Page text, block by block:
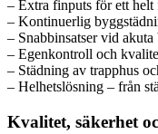
– Extra finputs för ett
– Kontinuerlig
– Snabbinsatser vid akuta
– Egenkontroll och
– Städning av trapphus
– Helhetslösning – från
Kvalitet, säkerhet